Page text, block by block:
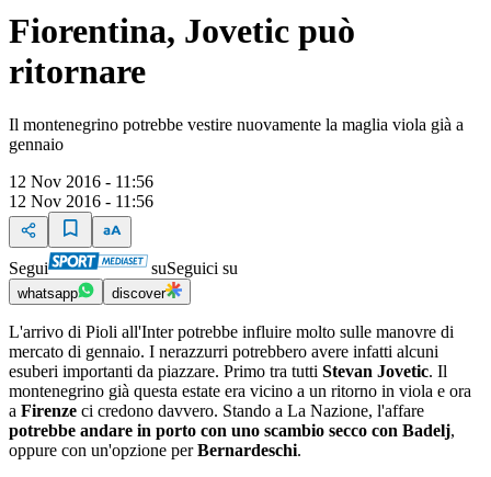
Fiorentina, Jovetic può
ritornare
Il montenegrino potrebbe vestire nuovamente la maglia viola già a
gennaio
12 Nov 2016 - 11:56
12 Nov 2016 - 11:56
Segui suSeguici su
whatsapp discover
L'arrivo di Pioli all'Inter potrebbe influire molto sulle manovre di
mercato di gennaio. I nerazzurri potrebbero avere infatti alcuni
esuberi importanti da piazzare. Primo tra tutti Stevan Jovetic. Il
montenegrino già questa estate era vicino a un ritorno in viola e ora
a Firenze ci credono davvero. Stando a La Nazione, l'affare
potrebbe andare in porto con uno scambio secco con Badelj,
oppure con un'opzione perBernardeschi.